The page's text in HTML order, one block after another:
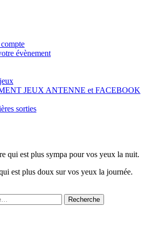
évènement
JEUX ANTENNE et FACEBOOK
sorties
qui est plus sympa pour vos yeux la nuit.
est plus doux sur vos yeux la journée.
Recherche